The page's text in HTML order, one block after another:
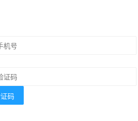
码